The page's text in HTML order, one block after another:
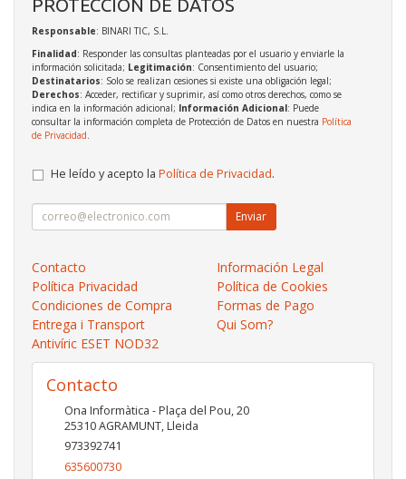
PROTECCIÓN DE DATOS
Responsable: BINARI TIC, S.L.
Finalidad: Responder las consultas planteadas por el usuario y enviarle la
información solicitada; Legitimación: Consentimiento del usuario;
Destinatarios: Solo se realizan cesiones si existe una obligación legal;
Derechos: Acceder, rectificar y suprimir, así como otros derechos, como se
indica en la información adicional; Información Adicional: Puede
consultar la información completa de Protección de Datos en nuestra Política
de Privacidad
He leído y acepto la Política de Privacidad.
Enviar
Contacto
Información Legal
Política Privacidad
Política de Cookies
Condiciones de Compra
Formas de Pago
Entrega i Transport
Qui Som?
Antivíric ESET NOD32
Contacto
Ona Informàtica - Plaça del Pou, 20
25310AGRAMUNT,Lleida
973392741
635600730